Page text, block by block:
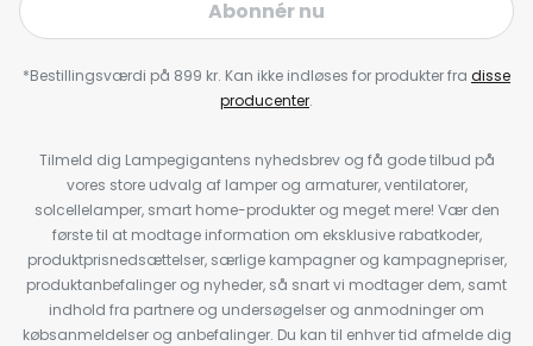
Abonnér nu
*Bestillingsværdi på 899 kr. Kan ikke indløses for produkter fra disse
producenter.
Tilmeld dig Lampegigantens nyhedsbrev og få gode tilbud på
vores store udvalg af lamper og armaturer, ventilatorer,
solcellelamper, smart home-produkter og meget mere! Vær den
første til at modtage information om eksklusive rabatkoder,
produktprisnedsættelser, særlige kampagner og kampagnepriser,
produktanbefalinger og nyheder, så snart vi modtager dem, samt
indhold fra partnere og undersøgelser og anmodninger om
købsanmeldelser og anbefalinger. Du kan til enhver tid afmelde dig